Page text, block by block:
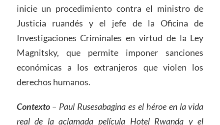
inicie un procedimiento contra el ministro de
Justicia ruandés y el jefe de la Oficina de
Investigaciones Criminales en virtud de la Ley
Magnitsky, que permite imponer sanciones
económicas a los extranjeros que violen los
derechos humanos.
Contexto– Paul Rusesabagina es el héroe en la vida
real de la aclamada película Hotel Rwanda y el